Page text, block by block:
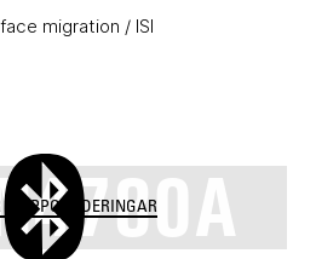
migration / ISI
& UPPGRADERINGAR